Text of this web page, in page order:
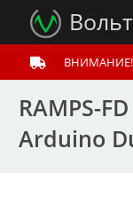
RAMPS-
Arduino